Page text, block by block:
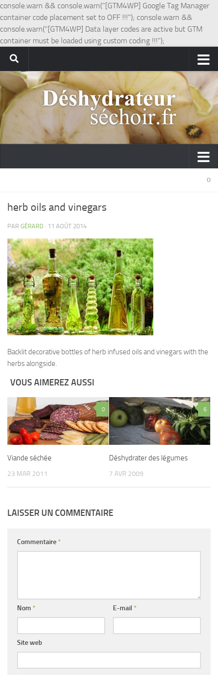
console.warn && console.warn("[GTM4WP] Google Tag Manager
container code placement set to OFF !!!"); console.warn &&
console.warn("[GTM4WP] Data layer codes are active but GTM
container must be loaded using custom coding !!!");
0
herb oils and vinegars
PAR GÉRARD · 11 AOÛT 2014
Backlit decorative bottles of herb infused oils and vinegars with the
herbs alongside.
VOUS AIMEREZ AUSSI
0
Viande séchée
23 MAR 2011
6
Déshydrater des légumes
7 AVR 2009
LAISSER UN COMMENTAIRE
Commentaire *
Nom * E-mail *
Site web